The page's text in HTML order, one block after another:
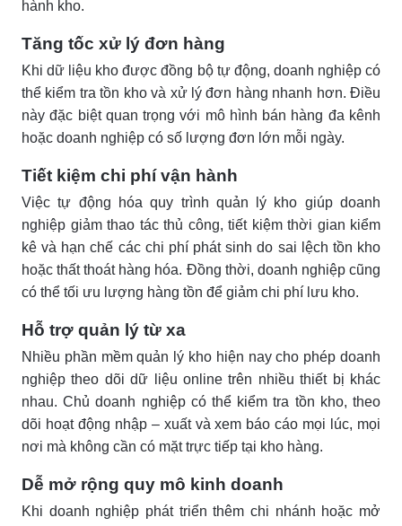
hành kho.
Tăng tốc xử lý đơn hàng
Khi dữ liệu kho được đồng bộ tự động, doanh nghiệp có
thể kiểm tra tồn kho và xử lý đơn hàng nhanh hơn. Điều
này đặc biệt quan trọng với mô hình bán hàng đa kênh
hoặc doanh nghiệp có số lượng đơn lớn mỗi ngày.
Tiết kiệm chi phí vận hành
Việc tự động hóa quy trình quản lý kho giúp doanh
nghiệp giảm thao tác thủ công, tiết kiệm thời gian kiểm
kê và hạn chế các chi phí phát sinh do sai lệch tồn kho
hoặc thất thoát hàng hóa. Đồng thời, doanh nghiệp cũng
có thể tối ưu lượng hàng tồn để giảm chi phí lưu kho.
Hỗ trợ quản lý từ xa
Nhiều phần mềm quản lý kho hiện nay cho phép doanh
nghiệp theo dõi dữ liệu online trên nhiều thiết bị khác
nhau. Chủ doanh nghiệp có thể kiểm tra tồn kho, theo
dõi hoạt động nhập – xuất và xem báo cáo mọi lúc, mọi
nơi mà không cần có mặt trực tiếp tại kho hàng.
Dễ mở rộng quy mô kinh doanh
Khi doanh nghiệp phát triển thêm chi nhánh hoặc mở